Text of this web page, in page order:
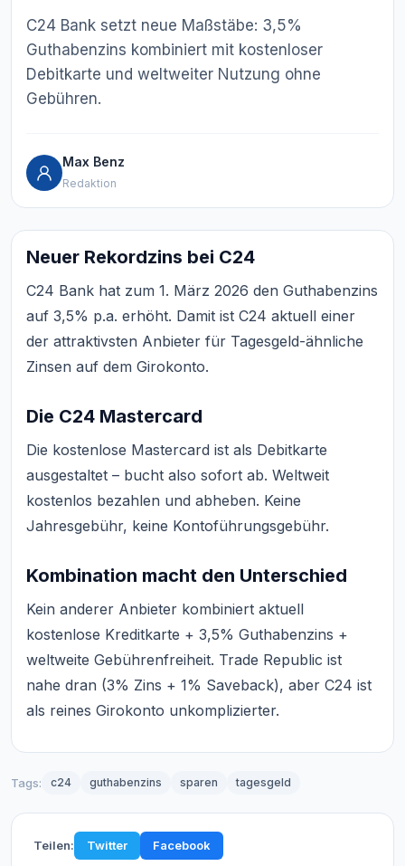
C24 Bank setzt neue Maßstäbe: 3,5%
Guthabenzins kombiniert mit kostenloser
Debitkarte und weltweiter Nutzung ohne
Gebühren.
Max Benz
Redaktion
Neuer Rekordzins bei C24
C24 Bank hat zum 1. März 2026 den Guthabenzins
auf 3,5% p.a. erhöht. Damit ist C24 aktuell einer
der attraktivsten Anbieter für Tagesgeld-ähnliche
Zinsen auf dem Girokonto.
Die C24 Mastercard
Die kostenlose Mastercard ist als Debitkarte
ausgestaltet – bucht also sofort ab. Weltweit
kostenlos bezahlen und abheben. Keine
Jahresgebühr, keine Kontoführungsgebühr.
Kombination macht den Unterschied
Kein anderer Anbieter kombiniert aktuell
kostenlose Kreditkarte + 3,5% Guthabenzins +
weltweite Gebührenfreiheit. Trade Republic ist
nahe dran (3% Zins + 1% Saveback), aber C24 ist
als reines Girokonto unkomplizierter.
Tags: c24 guthabenzins sparen tagesgeld
Teilen: Twitter Facebook